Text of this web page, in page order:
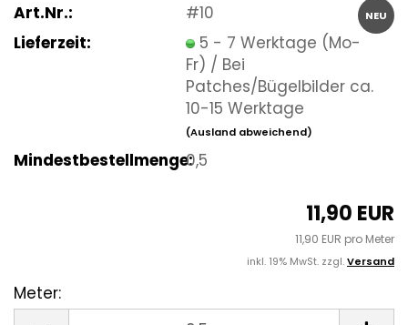
NEU
Art.Nr.:
#10
Lieferzeit:
5 - 7 Werktage (Mo-
Fr) / Bei
Patches/Bügelbilder ca.
10-15 Werktage
(Ausland abweichend)
Mindestbestellmenge:0,5
11,90 EUR
11,90 EUR pro Meter
inkl. 19% MwSt. zzgl.Versand
Meter: